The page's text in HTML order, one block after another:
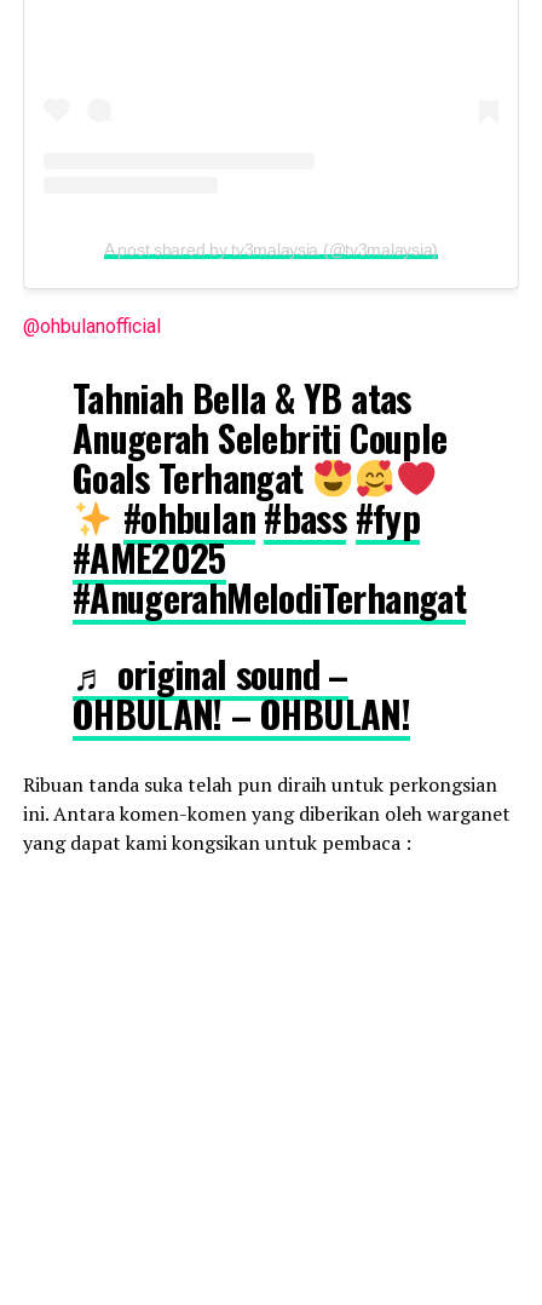
A post shared by tv3malaysia (@tv3malaysia)
@ohbulanofficial
Tahniah Bella & YB atas
Anugerah Selebriti Couple
Goals Terhangat
#ohbulan#bass#fyp
#AME2025
#AnugerahMelodiTerhangat
♬ original sound –
OHBULAN! – OHBULAN!
Ribuan tanda suka telah pun diraih untuk perkongsian
ini. Antara komen-komen yang diberikan oleh warganet
yang dapat kami kongsikan untuk pembaca :